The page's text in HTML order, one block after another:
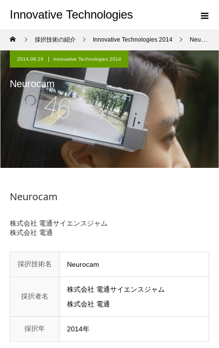
Innovative Technologies
採択技術の紹介 Innovative Technologies 2014 Neurocam
2014.09.16 Innovative Technologies 2014
Neurocam
Neurocam
株式会社 電通サイエンスジャム
株式会社 電通
採択技術名 Neurocam
採択者名
株式会社 電通サイエンスジャム
株式会社 電通
採択年 2014年